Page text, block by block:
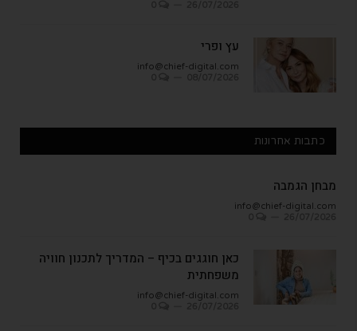
עץ ופרי
info@chief-digital.com
כתבות אחרונות
מבחן הגמבה
info@chief-digital.com
כאן חוגגים בכיף – המדריך לתכנון חוויה
משפחתית
info@chief-digital.com